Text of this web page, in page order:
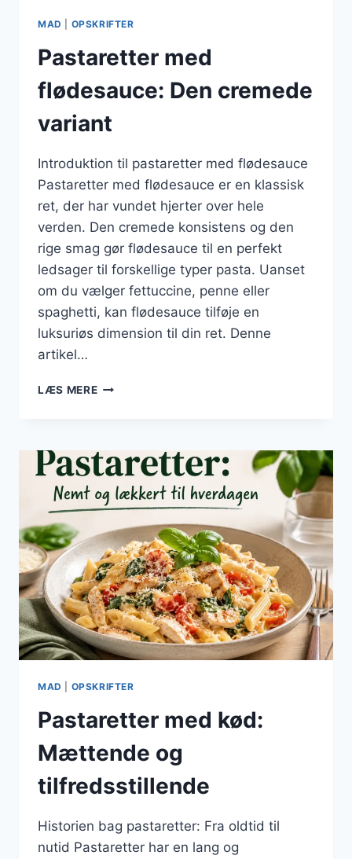
MAD OPSKRIFTER
Pastaretter med
flødesauce: Den cremede
variant
Introduktion til pastaretter med flødesauce
Pastaretter med flødesauce er en klassisk
ret, der har vundet hjerter over hele
verden. Den cremede konsistens og den
rige smag gør flødesauce til en perfekt
ledsager til forskellige typer pasta. Uanset
om du vælger fettuccine, penne eller
spaghetti, kan flødesauce tilføje en
luksuriøs dimension til din ret. Denne
artikel…
LÆS MEREPASTARETTER
CREMEDE
VARIANT
MAD OPSKRIFTER
Pastaretter med kød:
Mættende og
tilfredsstillende
Historien bag pastaretter: Fra oldtid til
nutid Pastaretter har en lang og